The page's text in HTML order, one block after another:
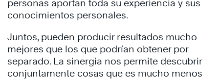
personas aportan toda su experiencia y sus
conocimientos personales.
Juntos, pueden producir resultados mucho
mejores que los que podrían obtener por
separado. La sinergia nos permite descubrir
conjuntamente cosas que es mucho menos